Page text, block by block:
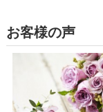
お客様の声